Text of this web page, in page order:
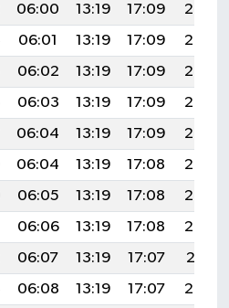
06:00 13:19 17:09
20:28
06:01 13:19 17:09
20:28
06:02 13:19 17:09
20:27
06:03 13:19 17:09
20:26
06:04 13:19 17:09
20:25
06:04 13:19 17:08
20:24
06:05 13:19 17:08
20:23
06:06 13:19 17:08
20:22
06:07 13:19 17:07
20:21
06:08 13:19 17:07
20:20